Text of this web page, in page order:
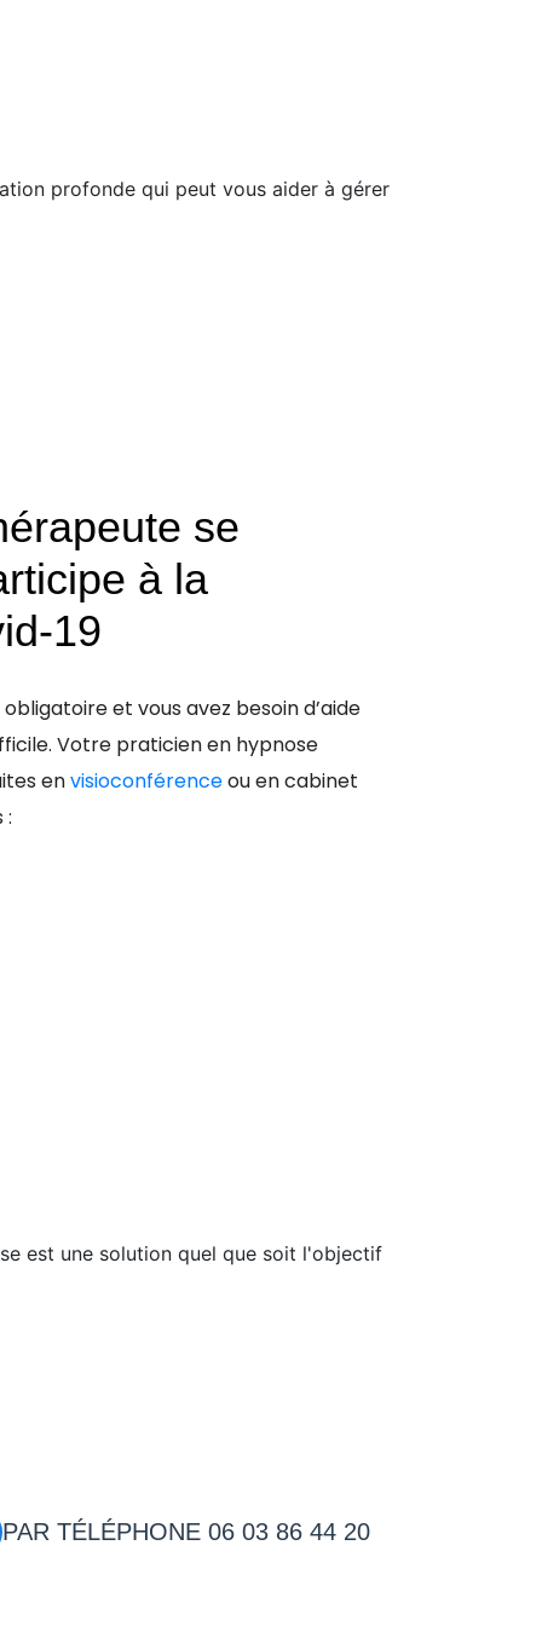
profonde qui peut vous aider à gérer
se
à la
19
et vous avez besoin d’aide
Votre praticien en hypnose
envisioconférenceou en cabinet
:
PAR TÉLÉPHONE 06 03 86 44 20